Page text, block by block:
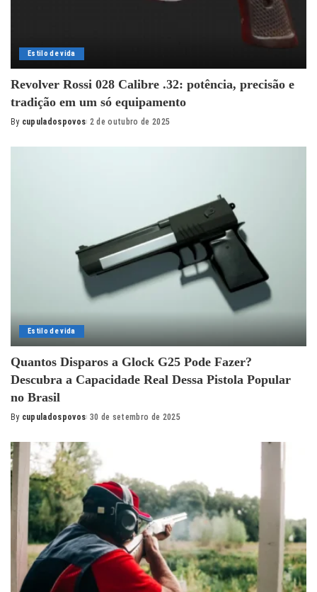
Estilo de vida
Revolver Rossi 028 Calibre .32: potência, precisão e
tradição em um só equipamento
Posted
By cupuladospovos 2 de outubro de 2025
Estilo de vida
Quantos Disparos a Glock G25 Pode Fazer?
Descubra a Capacidade Real Dessa Pistola Popular
no Brasil
Posted
By cupuladospovos 30 de setembro de 2025